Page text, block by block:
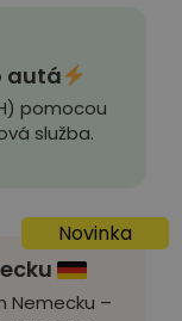
autá
pomocou
služba.
Novinka
Nemecku –